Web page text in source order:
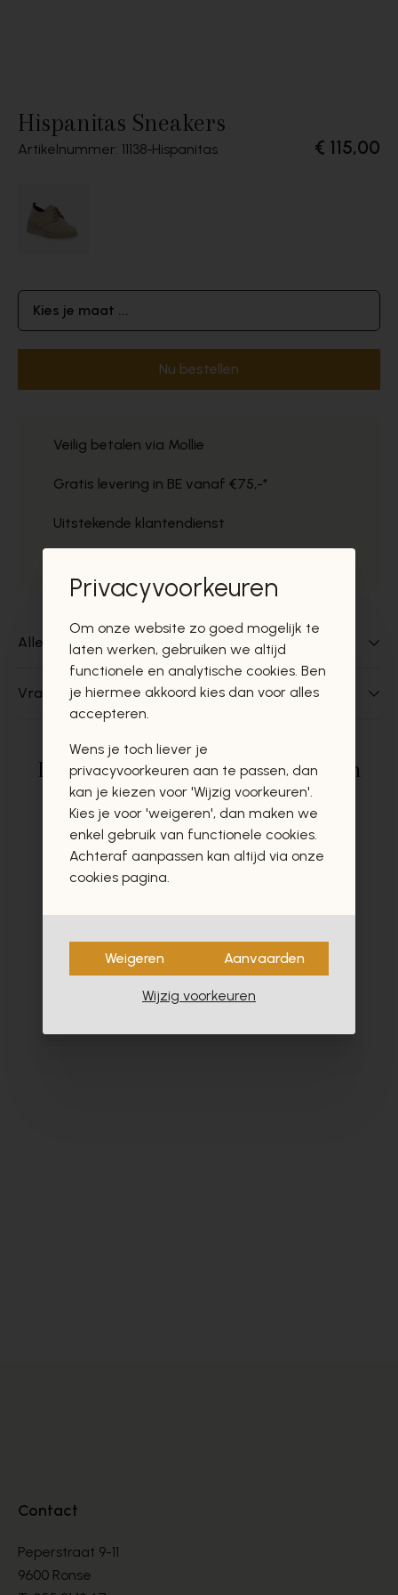
Hispanitas Sneakers
Artikelnummer: 11138 Hispanitas € 115,00
Kies je maat ...
Nu bestellen
Veilig betalen via Mollie
Gratis levering in BE vanaf €75,-*
Uitstekende klantendienst
Alles over dit product
Vragen over dit product?
Deze producten zullen u zeker en
vast ook interesseren
- 40%
Contact
Peperstraat 9-11
9600 Ronse
Privacyvoorkeuren
Om onze website zo goed mogelijk te
laten werken, gebruiken we altijd
functionele en analytische cookies. Ben
je hiermee akkoord kies dan voor alles
accepteren.
Wens je toch liever je
privacyvoorkeuren aan te passen, dan
kan je kiezen voor 'Wijzig voorkeuren'.
Kies je voor 'weigeren', dan maken we
enkel gebruik van functionele cookies.
Achteraf aanpassen kan altijd via onze
cookies pagina.
Weigeren Aanvaarden
Wijzig voorkeuren